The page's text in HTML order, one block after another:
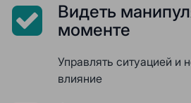
Видеть
моменте
Управлять ситуацией и
влияние